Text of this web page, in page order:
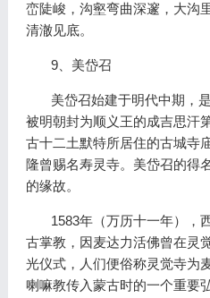
峦陡峻，沟壑弯曲深邃，大沟
清澈见底。
9、美岱召
美岱召始建于明代中期，是
被明朝封为顺义王的成吉思汗
古十二土默特所居住的古城寺
隆曾赐名寿灵寺。美岱召的得
的缘故。
1583年（万历十一年），
古掌教，因麦达力活佛曾在灵
光仪式，人们便俗称灵觉寺为
喇嘛教传入蒙古时的一个重要